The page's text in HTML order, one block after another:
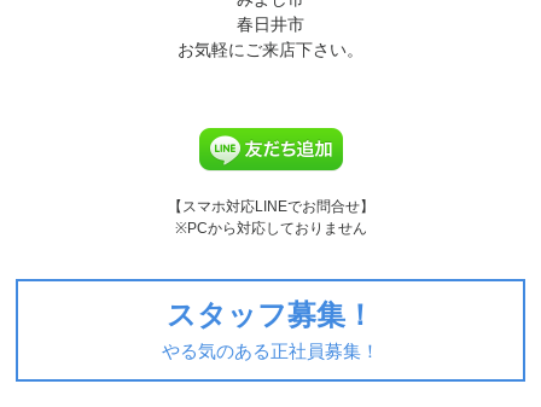
春日井市
お気軽にご来店下さい。
【スマホ対応LINEでお問合せ】
※PCから対応しておりません
スタッフ募集！
やる気のある正社員募集！